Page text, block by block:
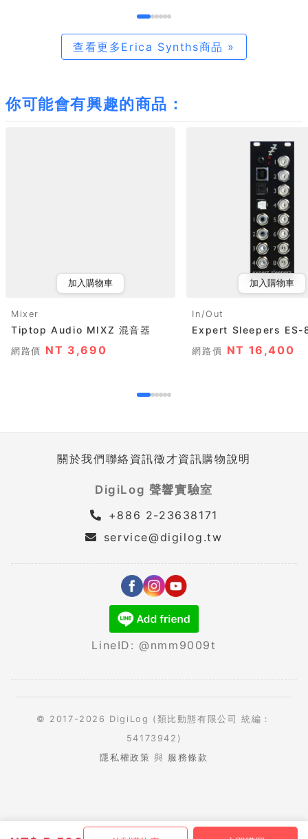
查看更多Erica Synths商品 »
你可能會有興趣的商品：
加入購物車
Mixer
Tiptop Audio MIXZ 混音器
網路價 NT 3,690
加入購物車
In/Out
Expert Sleepers ES-
網路價 NT 16,400
關於我們聯絡資訊徵才資訊購物說明
DigiLog 聲響實驗室
+886 2-23638171
service@digilog.tw
LineID: @nmm9009t
© 2017-2026 DigiLog (類比動態有限公司 統編：
54173942)
隱私權政策 與 服務條款